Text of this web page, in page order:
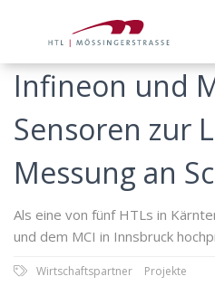
Infineon und
Sensoren zur
Messung an
Als eine von fünf HTLs in
und dem MCI in Innsbruck
Wirtschaftspartner Projekte